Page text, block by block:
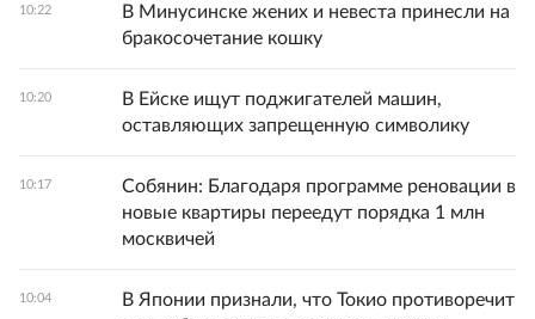
10:22
В Минусинске жених и невеста принесли на
бракосочетание кошку
10:20
В Ейске ищут поджигателей машин,
оставляющих запрещенную символику
10:17
Собянин: Благодаря программе реновации в
новые квартиры переедут порядка 1 млн
москвичей
10:04
В Японии признали, что Токио противоречит